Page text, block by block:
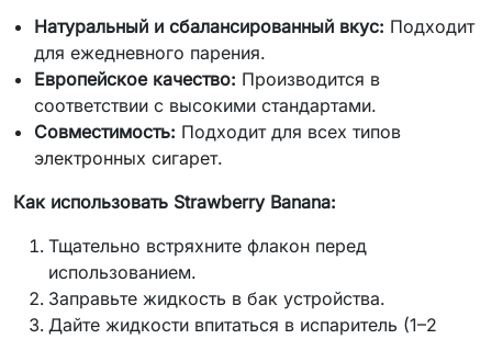
Натуральный и сбалансированный вкус: Подходит
для ежедневного парения.
Европейское качество: Производится в
соответствии с высокими стандартами.
Совместимость: Подходит для всех типов
электронных сигарет.
Как использовать Strawberry Banana:
Тщательно встряхните флакон перед
использованием.
Заправьте жидкость в бак устройства.
Дайте жидкости впитаться в испаритель (1–2